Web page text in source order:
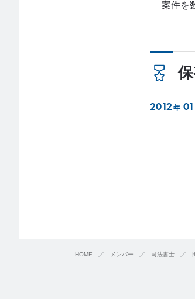
案件を
2012 年 01
HOME メンバー 司法書士